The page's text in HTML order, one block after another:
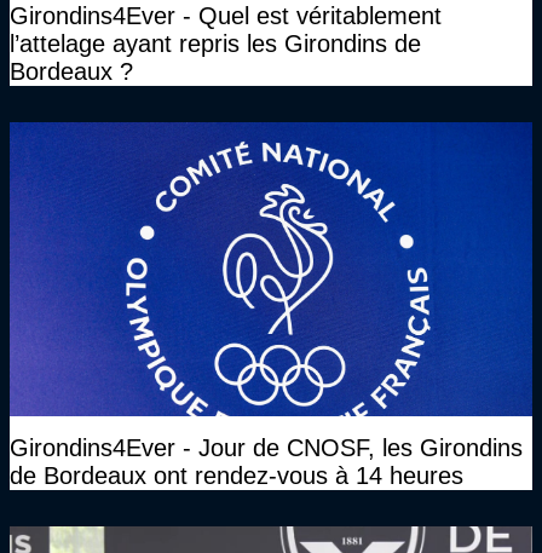
Girondins4Ever - Quel est véritablement
l’attelage ayant repris les Girondins de
Bordeaux ?
Girondins4Ever - Jour de CNOSF, les Girondins
de Bordeaux ont rendez-vous à 14 heures